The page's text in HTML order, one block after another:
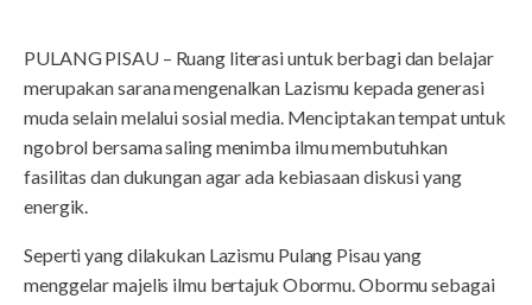
PULANG PISAU – Ruang literasi untuk berbagi dan belajar
merupakan sarana mengenalkan Lazismu kepada generasi
muda selain melalui sosial media. Menciptakan tempat untuk
ngobrol bersama saling menimba ilmu membutuhkan
fasilitas dan dukungan agar ada kebiasaan diskusi yang
energik.
Seperti yang dilakukan Lazismu Pulang Pisau yang
menggelar majelis ilmu bertajuk Obormu. Obormu sebagai